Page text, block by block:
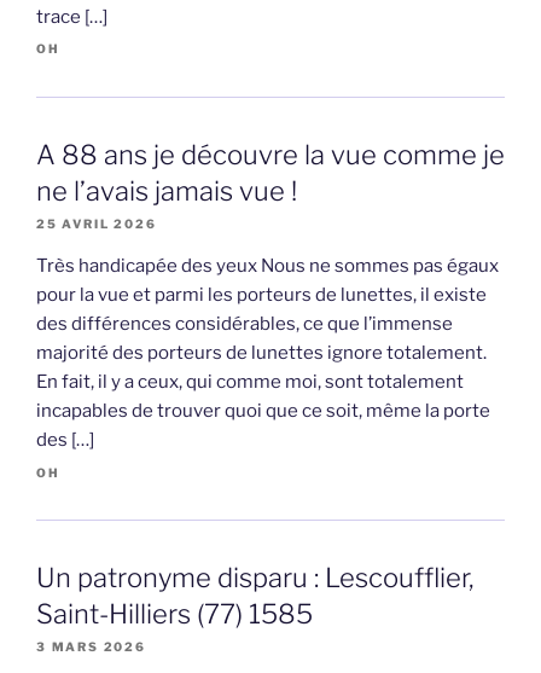
trace […]
OH
A 88 ans je découvre la vue comme je
ne l’avais jamais vue !
25 AVRIL 2026
Très handicapée des yeux Nous ne sommes pas égaux
pour la vue et parmi les porteurs de lunettes, il existe
des différences considérables, ce que l’immense
majorité des porteurs de lunettes ignore totalement.
En fait, il y a ceux, qui comme moi, sont totalement
incapables de trouver quoi que ce soit, même la porte
des […]
OH
Un patronyme disparu : Lescoufflier,
Saint-Hilliers (77) 1585
3 MARS 2026